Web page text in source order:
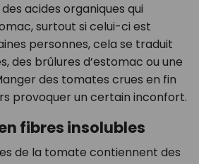
acides organiques qui
surtout si celui-ci est
personnes, cela se traduit
des brûlures d’estomac ou une
des tomates crues en fin
provoquer un certain inconfort.
fibres insolubles
de la tomate contiennent des